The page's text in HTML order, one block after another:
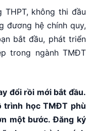
không thi đầu
đương hệ chính quy,
bắt đầu, phát triển
trong ngành TMĐT
đổi rồi mới bắt đầu.
trình học TMĐT phù
một bước. Đăng ký